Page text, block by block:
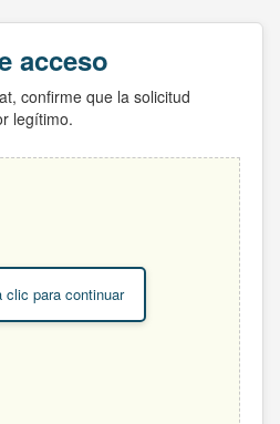
acceso
confirme que la solicitud
legítimo.
clic para continuar